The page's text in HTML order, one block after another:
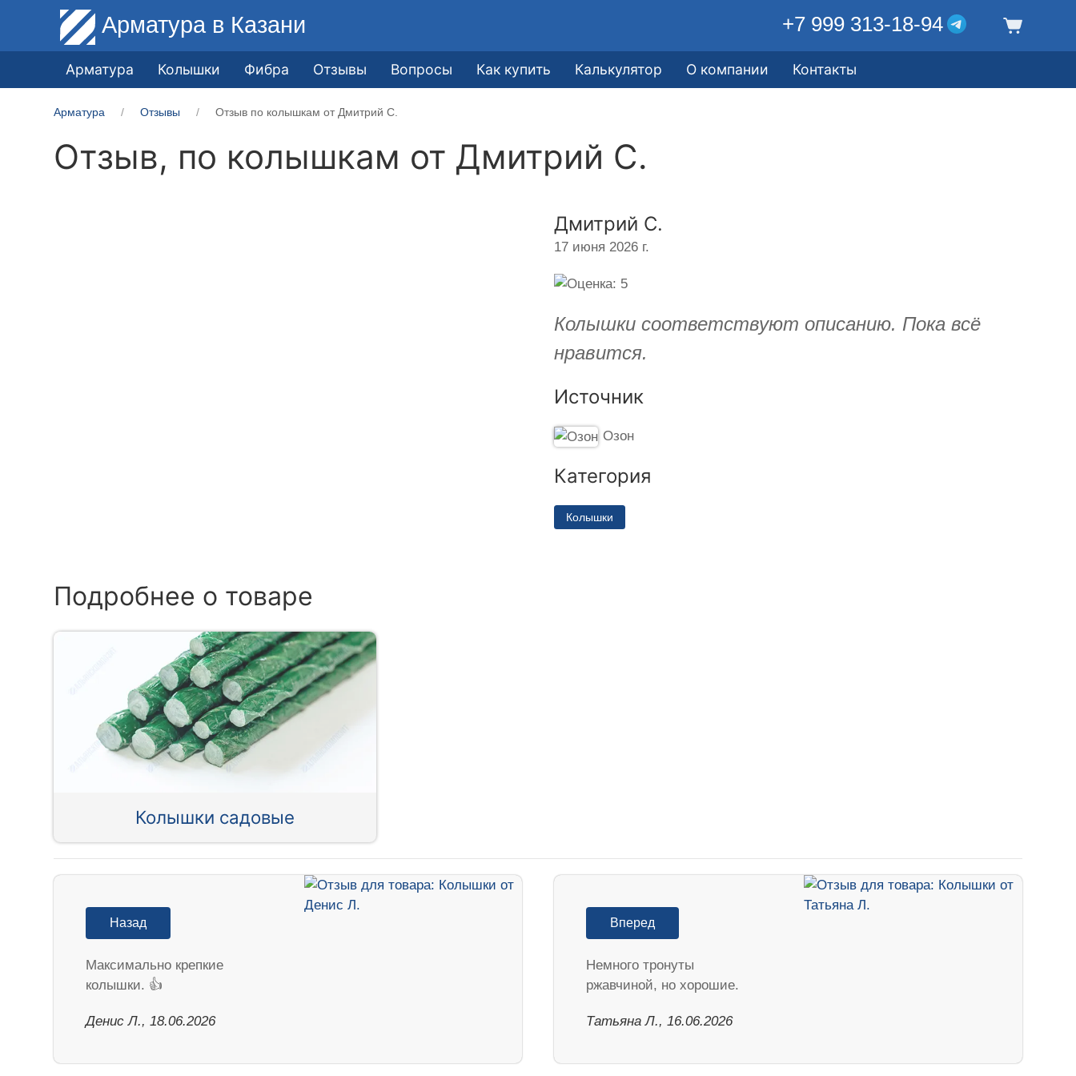
Арматура в Казани +7 999 313-18-94
Арматура Колышки Фибра Отзывы Вопросы Как купить Калькулятор О компании Контакты
Арматура Отзывы Отзыв по колышкам от Дмитрий С.
Отзыв, по колышкам от Дмитрий С.
Дмитрий С.
17 июня 2026 г.
Колышки соответствуют описанию. Пока всё
нравится.
Источник
Озон
Категория
Колышки
Подробнее о товаре
Колышки садовые
Назад
Максимально крепкие
колышки. 👍
Денис Л., 18.06.2026
Вперед
Немного тронуты
ржавчиной, но хорошие.
Татьяна Л., 16.06.2026